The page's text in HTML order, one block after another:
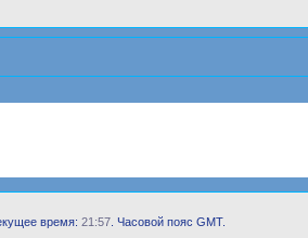
время: 21:57 . Часовой пояс GMT.